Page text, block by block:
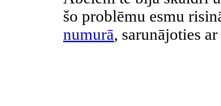
šo problēmu esmu
numurā, sarunājoties